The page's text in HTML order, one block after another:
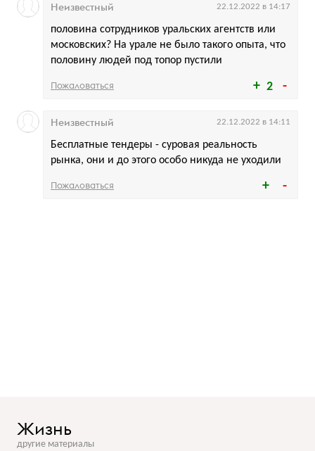
2
половина сотрудников уральских агентств или
московских? На урале не было такого опыта, что
половину людей под топор пустили
Неизвестный 22.12.2022 в 14:17
Пожаловаться
Бесплатные тендеры - суровая реальность
рынка, они и до этого особо никуда не уходили
Неизвестный 22.12.2022 в 14:11
Пожаловаться
Жизнь
другие материалы